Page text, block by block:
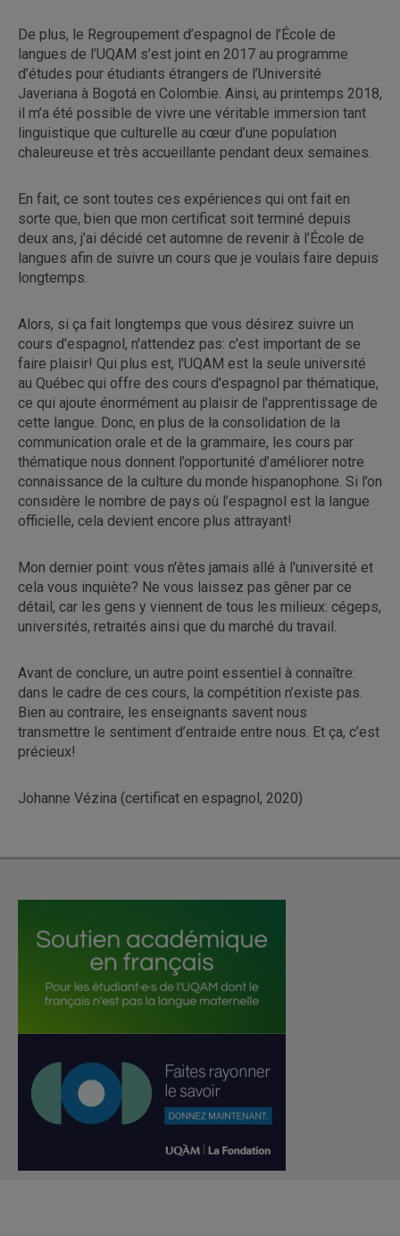
De plus, le Regroupement d’espagnol de l’École de
langues de l’UQAM s’est joint en 2017 au programme
d’études pour étudiants étrangers de l’Université
Javeriana à Bogotá en Colombie. Ainsi, au printemps 2018,
il m’a été possible de vivre une véritable immersion tant
linguistique que culturelle au cœur d’une population
chaleureuse et très accueillante pendant deux semaines.
En fait, ce sont toutes ces expériences qui ont fait en
sorte que, bien que mon certificat soit terminé depuis
deux ans, j’ai décidé cet automne de revenir à l’École de
langues afin de suivre un cours que je voulais faire depuis
longtemps.
Alors, si ça fait longtemps que vous désirez suivre un
cours d'espagnol, n'attendez pas: c'est important de se
faire plaisir! Qui plus est, l'UQAM est la seule université
au Québec qui offre des cours d'espagnol par thématique,
ce qui ajoute énormément au plaisir de l'apprentissage de
cette langue. Donc, en plus de la consolidation de la
communication orale et de la grammaire, les cours par
thématique nous donnent l’opportunité d’améliorer notre
connaissance de la culture du monde hispanophone. Si l’on
considère le nombre de pays où l’espagnol est la langue
officielle, cela devient encore plus attrayant!
Mon dernier point: vous n'êtes jamais allé à l'université et
cela vous inquiète? Ne vous laissez pas gêner par ce
détail, car les gens y viennent de tous les milieux: cégeps,
universités, retraités ainsi que du marché du travail.
Avant de conclure, un autre point essentiel à connaître:
dans le cadre de ces cours, la compétition n’existe pas.
Bien au contraire, les enseignants savent nous
transmettre le sentiment d’entraide entre nous. Et ça, c’est
précieux!
Johanne Vézina (certificat en espagnol, 2020)